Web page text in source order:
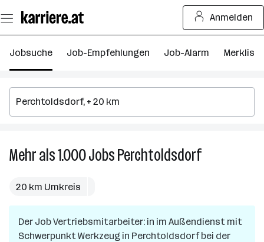
Seiteninhalt
springen
Anmelden
Jobsuche Job-Empfehlungen Job-Alarm Merkliste
Mehr als 1.000JobsPerchtoldsdorfMehr
in
20 km Umkreis
Der JobVertriebsmitarbeiter: in im Außendienst mit
Schwerpunkt Werkzeug in Perchtoldsdorfbei der